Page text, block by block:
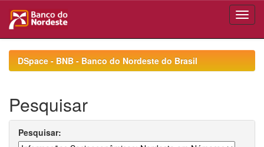
navigationDSpace - BNB - Banco do Nordeste do Brasil
Pesquisar
Pesquisar: